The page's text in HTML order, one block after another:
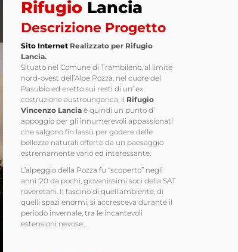
RifugioLancia
Descrizione Progetto
Sito InternetRealizzato per Rifugio
Lancia.
Situato nel Comune di Trambileno, al limite
nord-ovest dell’Alpe Pozza, nel cuore del
Pasubio ed eretto sui resti di un’ ex
costruzione austroungarica, il Rifugio
Vincenzo Lanciaè quindi un punto d’
appoggio per gli innumerevoli appassionati
che salgono fin lassù per godere delle
bellezze naturali offerte da un paesaggio
estremamente vario ed interessante.
L’alpeggio della Pozza fu “scoperto” negli
anni ‘20 da pochi, giovanissimi soci della SAT
roveretani. Il fascino di quell’ambiente, di
quelli spazi enormi, si accresceva durante il
periodo invernale, tra le incantevoli
estensioni nevose…